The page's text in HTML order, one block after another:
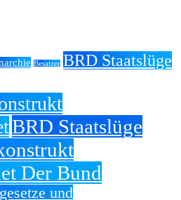
Besatzer BRD Staatslüge
BRD Staatslüge
Der Bund
und